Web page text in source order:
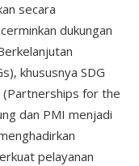
secara
dukungan
khususnya SDG
(Partnerships for the
dan PMI menjadi
pelayanan